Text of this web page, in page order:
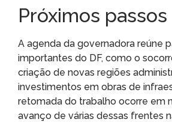
Próximos passos
A agenda da governadora reúne
importantes do DF, como o
criação de novas regiões
investimentos em obras de
retomada do trabalho ocorre em
avanço de várias dessas frentes